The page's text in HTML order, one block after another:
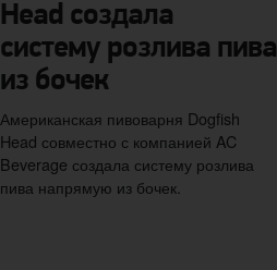
Head создала
систему розлива пива
из бочек
Американская пивоварня Dogfish
Head совместно с компанией AC
Beverage создала систему розлива
пива напрямую из бочек.